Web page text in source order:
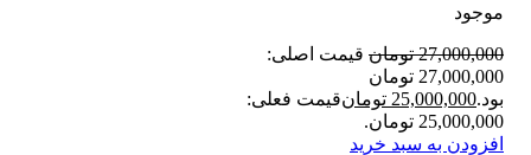
موجود
27,000,000 تومان قیمت اصلی:
27,000,000 تومان
بود.25,000,000 تومانقیمت فعلی:
25,000,000 تومان.
افزودن به سبد خرید